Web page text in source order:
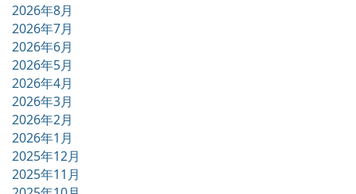
2026年8月
2026年7月
2026年6月
2026年5月
2026年4月
2026年3月
2026年2月
2026年1月
2025年12月
2025年11月